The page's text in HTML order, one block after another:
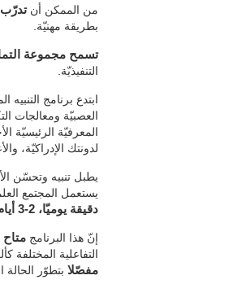
من الممكن أن
بطريقة مهنيّة.
تسمح مجموعة
التنفيذيّة.
ابتدع برنامج
العصبيّة ومعالجات
المعرفيّة الرئيسيّة
لدونتك الإدراكيّة،
يطبل تنبيه وتحسّن
يستعمل المجتمع
دقيقة يوميّا، 2-3 أيام فيي الأسبوع.
إنّ هذا البرنامج متاح
التفاعلية
مفصّلا بتطوّر الحالة